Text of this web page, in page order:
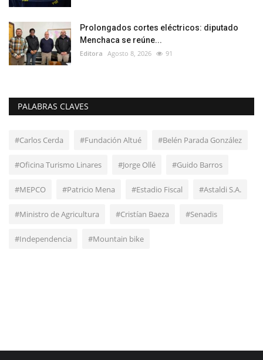
Prolongados cortes eléctricos: diputado
Menchaca se reúne...
Editora Agosto 8, 2026 91
PALABRAS CLAVES
#Carlos Cerda #Fundación Altué #Belén Parada González
#Oficina Turismo Linares #Jorge Ollé #Guido Barros
#MEPCO #Patricio Mena #Estadio Fiscal #Astaldi S.A.
#Ministro de Agricultura #Cristían Baeza #Senadis
#Independencia #Mountain bike